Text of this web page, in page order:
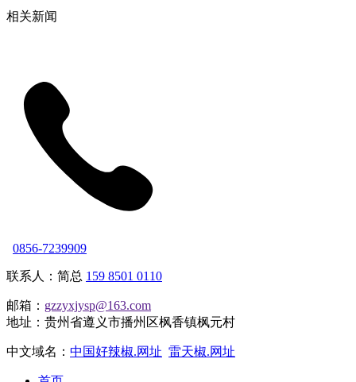
相关新闻
0856-7239909
联系人：简总 159 8501 0110
邮箱： gzzyxjysp@163.com
地址：贵州省遵义市播州区枫香镇枫元村
中文域名： 中国好辣椒.网址 雷天椒.网址